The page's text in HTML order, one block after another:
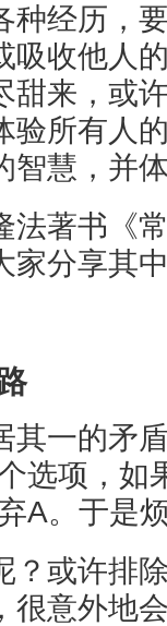
种经历，
吸收他人
甜来，或
验所有人
智慧，并
法著书《
家分享其
其一的矛
选项，如
A。于是
？或许排
很意外地